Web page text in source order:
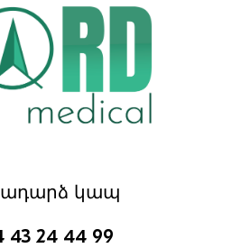
կապ
43 24 44 99